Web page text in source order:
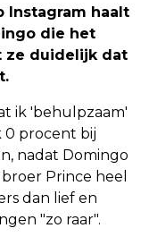
Instagram haalt
die het
ze duidelijk dat
ik 'behulpzaam'
0 procent bij
nadat Domingo
Prince heel
dan lief en
"zo raar".